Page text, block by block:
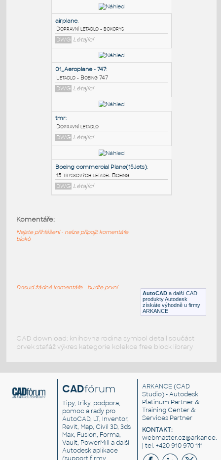
PODOBNÉ BLOKY
airplane:
Dopravní letadlo - bokorys
DWG
01_Aeroplane - 747
Letadlo - Boeing 747
DWG Létající
DWG Létající
AutoCAD a další CAD
produkty Autodesk
získáte výhodně u firmy
ARKANCE
Komentáře:
Nejste přihlášeni - nelze připojit komentáře
bloků
Dosud žádné komentáře - buďte první
CAD download: knihovna rodina symbol detail součást
prvek stafáž výkres kategorie kolekce free block library
CADfórum
Tipy, triky, podpora,
pomoc a rady pro
AutoCAD, LT, Inventor,
Revit, Map, Civil 3D, 3ds
Max, Fusion, Forma,
Vault, PowerMill a další
Autodesk aplikace
ARKANCE (CAD
Studio) - Autodesk
Platinum Partner &
Training Center &
Services Partner
KONTAKT:
| tel. +420 910 970 111